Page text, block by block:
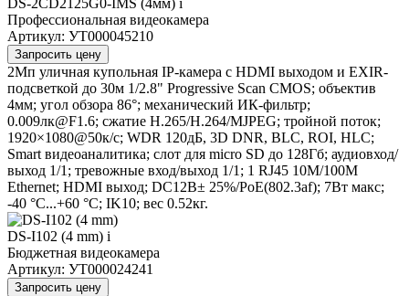
DS-2CD2125G0-IMS (4мм) i
Профессиональная видеокамера
Артикул: УТ000045210
Запросить цену
2Мп уличная купольная IP-камера с HDMI выходом и EXIR-
подсветкой до 30м 1/2.8" Progressive Scan CMOS; объектив
4мм; угол обзора 86°; механический ИК-фильтр;
0.009лк@F1.6; сжатие H.265/H.264/MJPEG; тройной поток;
1920×1080@50к/с; WDR 120дБ, 3D DNR, BLC, ROI, HLC;
Smart видеоаналитика; слот для micro SD до 128Гб; аудиовход/
выход 1/1; тревожные вход/выход 1/1; 1 RJ45 10M/100M
Ethernet; HDMI выход; DC12В± 25%/PoE(802.3af); 7Вт макс;
-40 °C...+60 °C; IK10; вес 0.52кг.
DS-I102 (4 mm) i
Бюджетная видеокамера
Артикул: УТ000024241
Запросить цену